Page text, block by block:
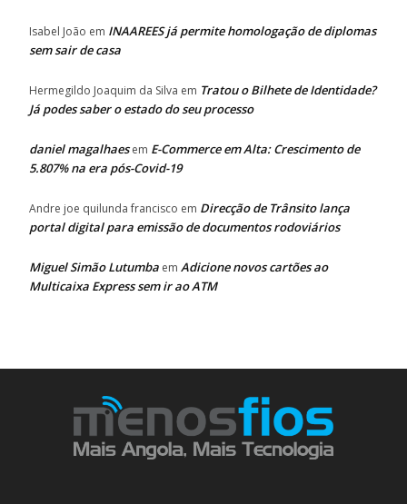
Isabel João em INAAREES já permite homologação de diplomas
sem sair de casa
Hermegildo Joaquim da Silva em Tratou o Bilhete de Identidade?
Já podes saber o estado do seu processo
daniel magalhaesem E-Commerce em Alta: Crescimento de
5.807% na era pós-Covid-19
Andre joe quilunda francisco em Direcção de Trânsito lança
portal digital para emissão de documentos rodoviários
Miguel Simão Lutumba em Adicione novos cartões ao
Multicaixa Express sem ir ao ATM